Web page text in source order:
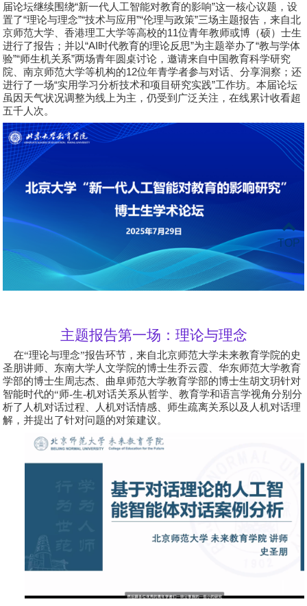
届论坛继续围绕“新一代人工智能对教育的影响”这一核心议题，设
置了“理论与理念”“技术与应用”“伦理与政策”三场主题报告，来自北
京师范大学、香港理工大学等高校的11位青年教师或博（硕）士生
进行了报告；并以“AI时代教育的理论反思”为主题举办了“教与学体
验”“师生机关系”两场青年圆桌讨论，邀请来自中国教育科学研究
院、南京师范大学等机构的12位年青学者参与对话、分享洞察；还
进行了一场“实用学习分析技术和项目研究实践”工作坊。本届论坛
虽因天气状况调整为线上为主，仍受到广泛关注，在线累计收看超
五千人次。
主题报告第一场：理论与理念
在“理论与理念”报告环节，来自北京师范大学未来教育学院的史
圣朋讲师、东南大学人文学院的博士生乔云霞、华东师范大学教育
学部的博士生周志杰、曲阜师范大学教育学部的博士生胡文玥针对
智能时代的“师-生-机对话关系从哲学、教育学和语言学视角分别分
析了人机对话过程、人机对话情感、师生疏离关系以及人机对话理
解，并提出了针对问题的对策建议。
TOP